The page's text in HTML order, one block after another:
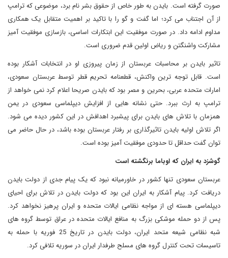
صورت گرفته است. بایدن به طور خاص از حقوق بشر نام برد، موضوعی که ترامپ
از آن اجتناب می کرد؛ اما گفت و گو را با تاکید بر اهمیت متقابل یک همکاری
مداوم ادامه داد. در صورت موفقیت این ابتکارات اساسی، بازسازی موفقیت آمیز
مشارکت واشنگتن و ریاض اولین قدم ضروری است.
تاثیر بایدن بر محاسبات عربستان از زمان پیروزی او در انتخابات آشکار بوده
است. قابل توجه ترین واکنش، قطعنامه تحریم قطر توسط عربستان سعودی،
امارات متحده عربی، بحرین و مصر بود که بایدن صریحا اعلام کرد نمی خواهد از
ترامپ به ارث ببرد. حتی نشانه هایی از افزایش دیپلماسی سعودی در یمن
همزمان با تلاش های بایدن برای پیشبرد اهدافش در این کشور دیده می شود.
اگر تلاش اولیه بایدن تاثیرگذاری بر رفتار عربستان بوده باشد، در حال حاضر می
توان گفت حداقل تا حدودی موفقیت آمیز بوده است.
گوشزد به ایران که اوباما برنگشته است
عربستان سعودی تنها کشور در خاورمیانه نبود که یک پیام جدی از دولت بایدن
دریافت کرد. پیام آشکار به ایران این بود که دولت بایدن در تلاش برای احیای
دیپلماسی هسته ای از مواجه نظامی ایالات متحده و ایران پرهیز نخواهد کرد.
پس از دو حمله موشکی بزرگ به منافع ایالات متحده در عراق توسط گروه های
شبه نظامی شیعه متحد ایران، دولت بایدن در تاریخ 25 فوریه با حمله به
تاسیسات تحت کنترل گروه های مسلح طرفدار ایران در سوریه تلافی کرد.